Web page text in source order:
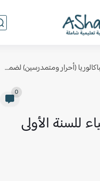
حصرياً: كنز تلاميذ الباكالوريا (أحرار ومتمدرسين) لضمان النقطة الكاملة في...
الأولى